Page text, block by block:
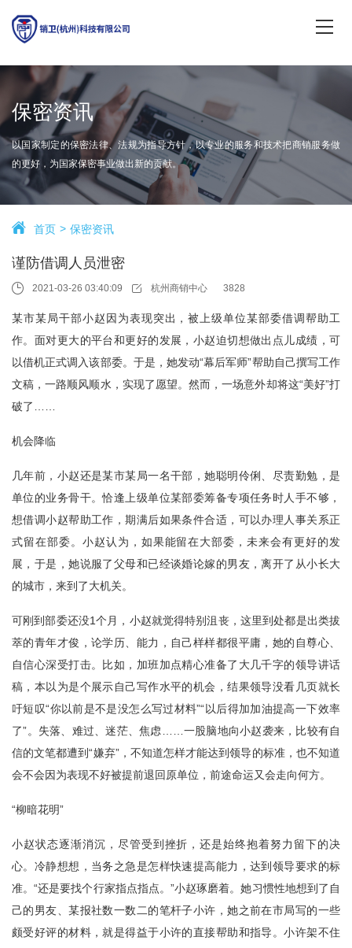
保密资讯
以国家制定的保密法律、法规为指导方针，以专业的服务和技术把商销服务做
的更好，为国家保密事业做出新的贡献。
首页 保密资讯
谨防借调人员泄密
2021-03-26 03:40:09 杭州商销中心 3828
某市某局干部小赵因为表现突出，被上级单位某部委借调帮助工
作。面对更大的平台和更好的发展，小赵迫切想做出点儿成绩，可
以借机正式调入该部委。于是，她发动“幕后军师”帮助自己撰写工作
文稿，一路顺风顺水，实现了愿望。然而，一场意外却将这“美好”打
破了……
机会降临
几年前，小赵还是某市某局一名干部，她聪明伶俐、尽责勤勉，是
单位的业务骨干。恰逢上级单位某部委筹备专项任务时人手不够，
想借调小赵帮助工作，期满后如果条件合适，可以办理人事关系正
式留在部委。小赵认为，如果能留在大部委，未来会有更好的发
展，于是，她说服了父母和已经谈婚论嫁的男友，离开了从小长大
的城市，来到了大机关。
可刚到部委还没1个月，小赵就觉得特别沮丧，这里到处都是出类拔
萃的青年才俊，论学历、能力，自己样样都很平庸，她的自尊心、
自信心深受打击。比如，加班加点精心准备了大几千字的领导讲话
稿，本以为是个展示自己写作水平的机会，结果领导没看几页就长
吁短叹“你以前是不是没怎么写过材料”“以后得加加油提高一下效率
了”。失落、难过、迷茫、焦虑……一股脑地向小赵袭来，比较有自
信的文笔都遭到“嫌弃”，不知道怎样才能达到领导的标准，也不知道
会不会因为表现不好被提前退回原单位，前途命运又会走向何方。
“柳暗花明”
小赵状态逐渐消沉，尽管受到挫折，还是始终抱着努力留下的决
心。冷静想想，当务之急是怎样快速提高能力，达到领导要求的标
准。“还是要找个行家指点指点。”小赵琢磨着。她习惯性地想到了自
己的男友、某报社数一数二的笔杆子小许，她之前在市局写的一些
颇受好评的材料，就是得益于小许的直接帮助和指导。小许架不住